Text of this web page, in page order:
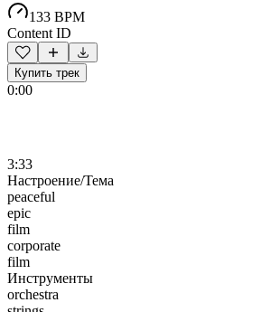
133 BPM
Content ID
Купить трек
0:00
3:33
Настроение/Тема
peaceful
epic
film
corporate
film
Инструменты
orchestra